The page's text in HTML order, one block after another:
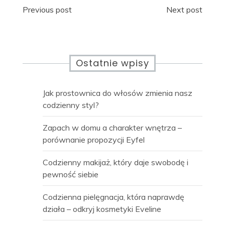
Nawigacja
Previous post Next post
Ostatnie wpisy
Jak prostownica do włosów zmienia nasz
codzienny styl?
Zapach w domu a charakter wnętrza –
porównanie propozycji Eyfel
Codzienny makijaż, który daje swobodę i
pewność siebie
Codzienna pielęgnacja, która naprawdę
działa – odkryj kosmetyki Eveline